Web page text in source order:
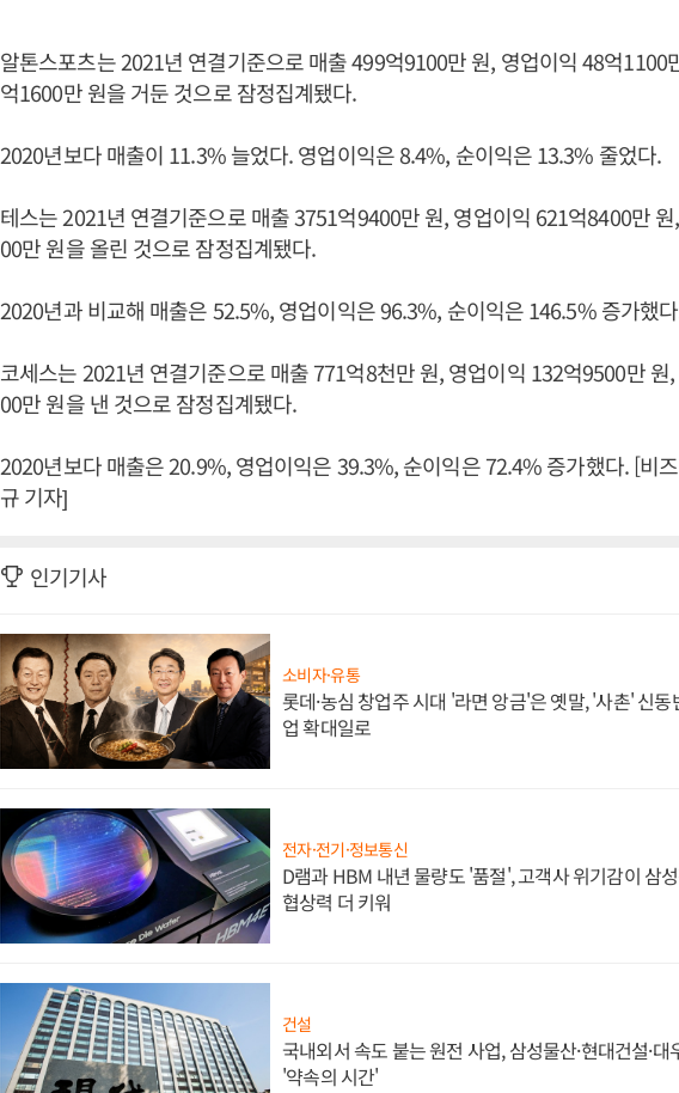
알톤스포츠는 2021년 연결기준으로 매출 499억9100만 원, 영업이익 48억1100
억1600만 원을 거둔 것으로 잠정집계됐다.
2020년보다 매출이 11.3% 늘었다. 영업이익은 8.4%, 순이익은 13.3% 줄었다.
테스는 2021년 연결기준으로 매출 3751억9400만 원, 영업이익 621억8400만
00만 원을 올린 것으로 잠정집계됐다.
2020년과 비교해 매출은 52.5%, 영업이익은 96.3%, 순이익은 146.5% 증가했
코세스는 2021년 연결기준으로 매출 771억8천만 원, 영업이익 132억9500만 원
00만 원을 낸 것으로 잠정집계됐다.
2020년보다 매출은 20.9%, 영업이익은 39.3%, 순이익은 72.4% 증가했다. [비
규 기자]
인기기사
소비자·유통
롯데·농심 창업주 시대 '라면 앙금'은 옛말, '사촌' 신동
업 확대일로
전자·전기·정보통신
D램과 HBM 내년 물량도 '품절', 고객사 위기감이 삼
협상력 더 키워
건설
국내외서 속도 붙는 원전 사업, 삼성물산·현대건설·
'약속의 시간'